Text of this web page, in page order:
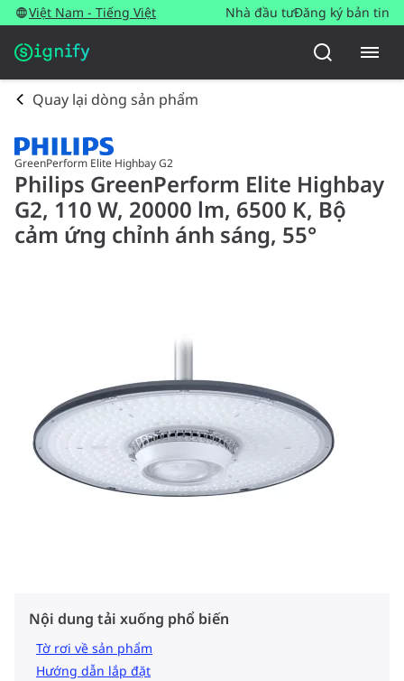
Việt Nam - Tiếng Việt Nhà đầu tưĐăng ký bản tin
Quay lại dòng sản phẩm
GreenPerform Elite Highbay G2
Philips GreenPerform Elite Highbay
G2, 110 W, 20000 lm, 6500 K, Bộ
cảm ứng chỉnh ánh sáng, 55°
Nội dung tải xuống phổ biến
Tờ rơi về sản phẩm
Hướng dẫn lắp đặt